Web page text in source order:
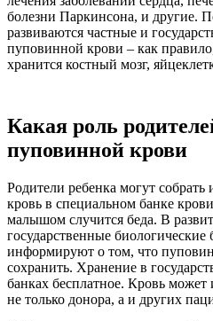
болезни Паркинсона, и другие.
развиваются частные и
пуповинной крови – как
хранится костный мозг,
Какая роль
пуповинной крови
Родители ребенка могут
кровь в специальном банке
малышом случится беда. В
государственные
информируют о том, что
сохранить. Хранение в
банках бесплатное. Кровь может
не только донора, а и других